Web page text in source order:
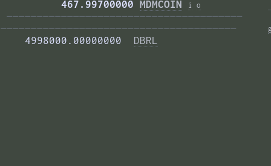
          467.99700000
MDMCOIN i o
———————————————————————————————————————
———————————————————————————————————————
    4998000.00000000
DBRL